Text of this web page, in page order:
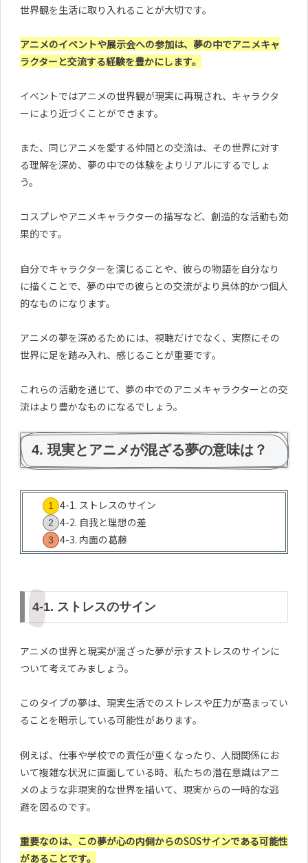
世界観を生活に取り入れることが大切です。
アニメのイベントや展示会への参加は、夢の中でアニメキャ
ラクターと交流する経験を豊かにします。
イベントではアニメの世界観が現実に再現され、キャラクタ
ーにより近づくことができます。
また、同じアニメを愛する仲間との交流は、その世界に対す
る理解を深め、夢の中での体験をよりリアルにするでしょ
う。
コスプレやアニメキャラクターの描写など、創造的な活動も効
果的です。
自分でキャラクターを演じることや、彼らの物語を自分なり
に描くことで、夢の中での彼らとの交流がより具体的かつ個人
的なものになります。
アニメの夢を深めるためには、視聴だけでなく、実際にその
世界に足を踏み入れ、感じることが重要です。
これらの活動を通じて、夢の中でのアニメキャラクターとの交
流はより豊かなものになるでしょう。
4. 現実とアニメが混ざる夢の意味は？
4-1. ストレスのサイン
4-2. 自我と理想の差
4-3. 内面の葛藤
4-1. ストレスのサイン
アニメの世界と現実が混ざった夢が示すストレスのサインに
ついて考えてみましょう。
このタイプの夢は、現実生活でのストレスや圧力が高まってい
ることを暗示している可能性があります。
例えば、仕事や学校での責任が重くなったり、人間関係にお
いて複雑な状況に直面している時、私たちの潜在意識はアニ
メのような非現実的な世界を描いて、現実からの一時的な逃
避を図るのです。
重要なのは、この夢が心の内側からのSOSサインである可能性
があることです。